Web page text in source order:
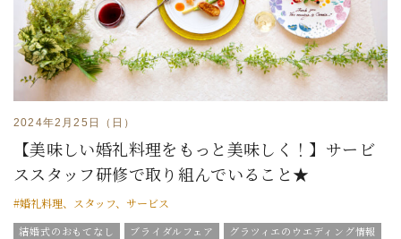
2024年2月25日（日）
【美味しい婚礼料理をもっと美味しく！】サービ
ススタッフ研修で取り組んでいること★
#婚礼料理、スタッフ、サービス
結婚式のおもてなし ブライダルフェア
グラツィエのウエディング情報